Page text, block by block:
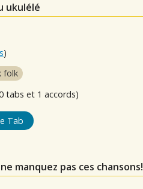
ukulélé
)
folk
tabs et 1 accords)
Tab
manquez pas ces chansons!